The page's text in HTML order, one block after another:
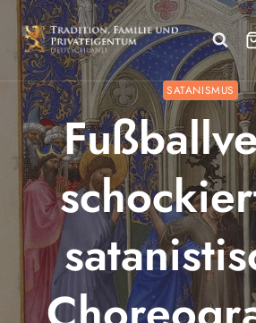
Zum
Inhalt
springen
SATANISMUS